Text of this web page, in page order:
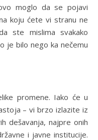
moglo da se pojavi
koju ćete vi stranu ne
ste mislima svakako
je bilo nego ka nečemu
promene. Iako će u
– vi brzo izlazite iz
dešavanja, najpre onih
i javne institucije.